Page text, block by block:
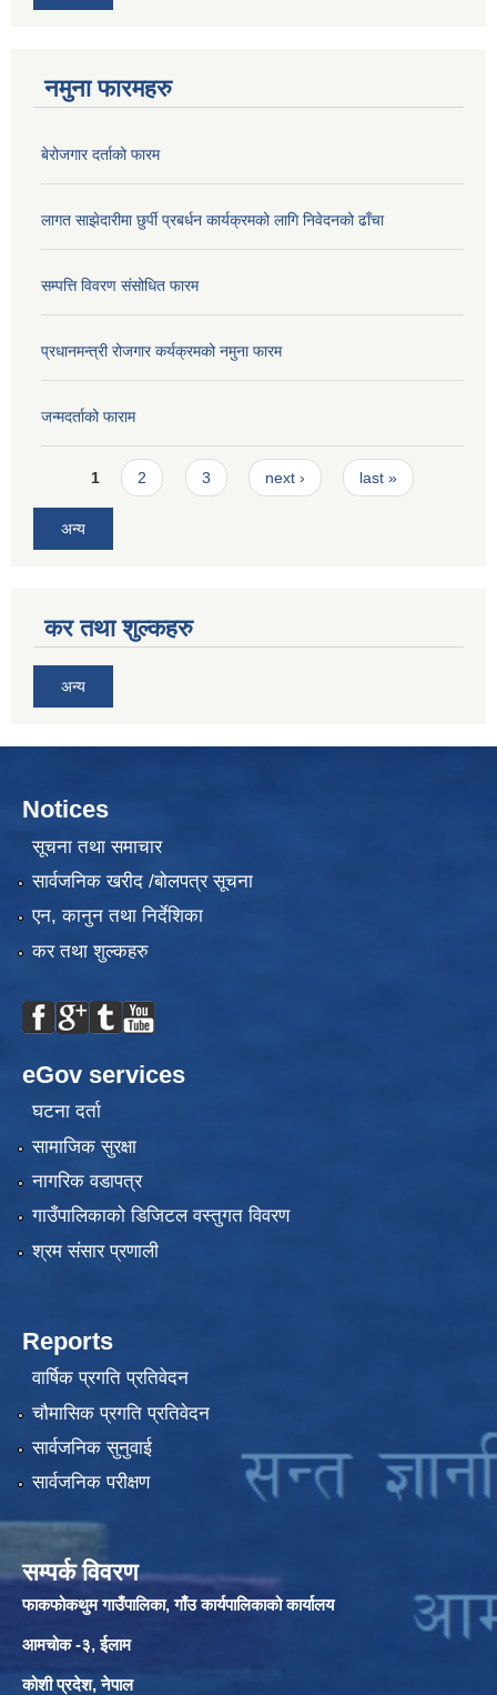
नमुना फारमहरु
बेरोजगार दर्ताको फारम
लागत साझेदारीमा छुर्पी प्रबर्धन कार्यक्रमको लागि निवेदनको ढाँचा
सम्पत्ति विवरण संसोधित फारम
प्रधानमन्त्री रोजगार कर्यक्रमको नमुना फारम
जन्मदर्ताको फाराम
Pages
1 2 3 next › last »
अन्य
कर तथा शुल्कहरु
अन्य
Notices
सूचना तथा समाचार
सार्वजनिक खरीद /बोलपत्र सूचना
एन, कानुन तथा निर्देशिका
कर तथा शुल्कहरु
eGov services
घटना दर्ता
सामाजिक सुरक्षा
नागरिक वडापत्र
गाउँपालिकाको डिजिटल वस्तुगत विवरण
श्रम संसार प्रणाली
Reports
वार्षिक प्रगति प्रतिवेदन
चौमासिक प्रगति प्रतिवेदन
सार्वजनिक सुनुवाई
सार्वजनिक परीक्षण
सम्पर्क विवरण
फाकफोकथुम गाउँपालिका, गाँउ कार्यपालिकाको कार्यालय
आमचोक -३, ईलाम
कोशी प्रदेश, नेपाल